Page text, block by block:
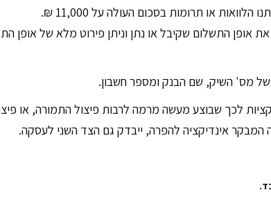
או תרומות בסכום העולה על 11,000 ₪.
את אופן התשלום שקיבל או נתן וניתן פירוט מלא של אופן
מס' השיק, שם הבנק ומספר חשבון.
לכך שבוצע מעשה מרמה לרבות פיצול התמורה, או
המבקר אינדיקציה להפרה, ייבדק גם הצד השני לעסקה.